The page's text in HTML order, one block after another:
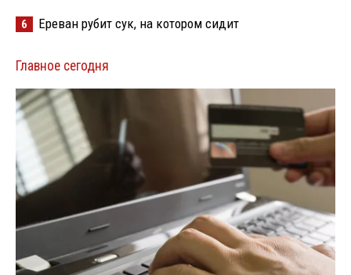
6 Ереван рубит сук, на котором сидит
Главное сегодня